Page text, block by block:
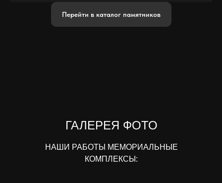
Перейти в каталог памятников
ГАЛЕРЕЯ ФОТО
НАШИ РАБОТЫ МЕМОРИАЛЬНЫЕ
КОМПЛЕКСЫ: